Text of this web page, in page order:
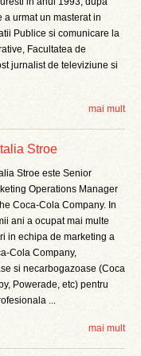
a urmat un masterat in
Publice si comunicare la
Facultatea de
jurnalist de televiziune si
mai mult
Stroe
Stroe este Senior
Operations Manager
Coca-Cola Company. In
ani a ocupat mai multe
in echipa de marketing a
Cola Company,
si necarbogazoase (Coca
Powerade, etc) pentru
...
mai mult